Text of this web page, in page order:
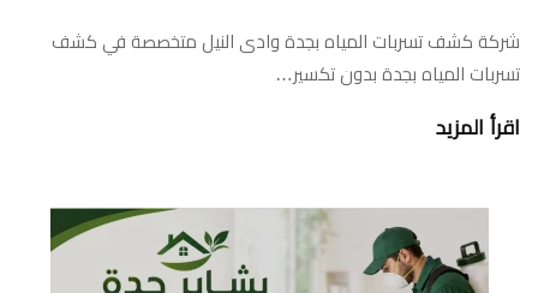
شركة كشف تسربات المياه بجدة وادى النيل متخصصة في كشف
تسربات المياه بجدة بدون تكسير…
اقرأ المزيد